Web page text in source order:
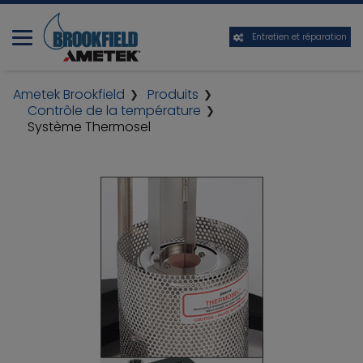
Entretien et réparation
Ametek Brookfield
Produits
Contrôle de la température
Système Thermosel